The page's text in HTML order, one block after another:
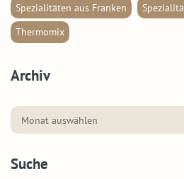
Spezialitäten aus Franken
Thermomix
Archiv
Suche